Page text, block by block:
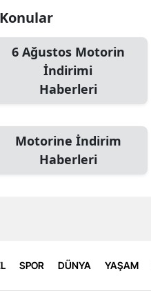
6 Ağustos Motorin
İndirimi
Haberleri
Motorine İndirim
Haberleri
SPOR DÜNYA YAŞAM